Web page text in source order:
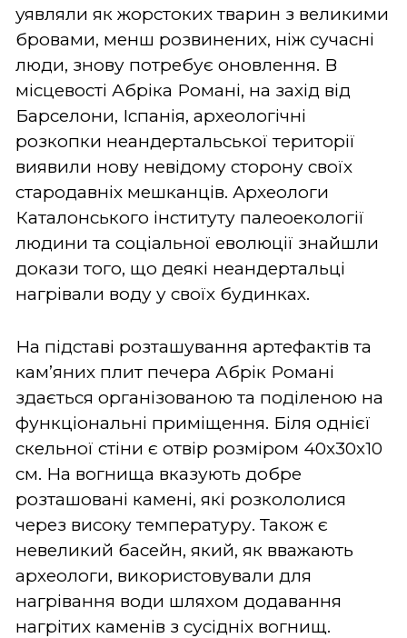
уявляли як жорстоких тварин з великими
бровами, менш розвинених, ніж сучасні
люди, знову потребує оновлення. В
місцевості Абріка Романі, на захід від
Барселони, Іспанія, археологічні
розкопки неандертальської території
виявили нову невідому сторону своїх
стародавніх мешканців. Археологи
Каталонського інституту палеоекології
людини та соціальної еволюції знайшли
докази того, що деякі неандертальці
нагрівали воду у своїх будинках.
На підставі розташування артефактів та
кам’яних плит печера Абрік Романі
здається організованою та поділеною на
функціональні приміщення. Біля однієї
скельної стіни є отвір розміром 40х30х10
см. На вогнища вказують добре
розташовані камені, які розкололися
через високу температуру. Також є
невеликий басейн, який, як вважають
археологи, використовували для
нагрівання води шляхом додавання
нагрітих каменів з сусідніх вогнищ.